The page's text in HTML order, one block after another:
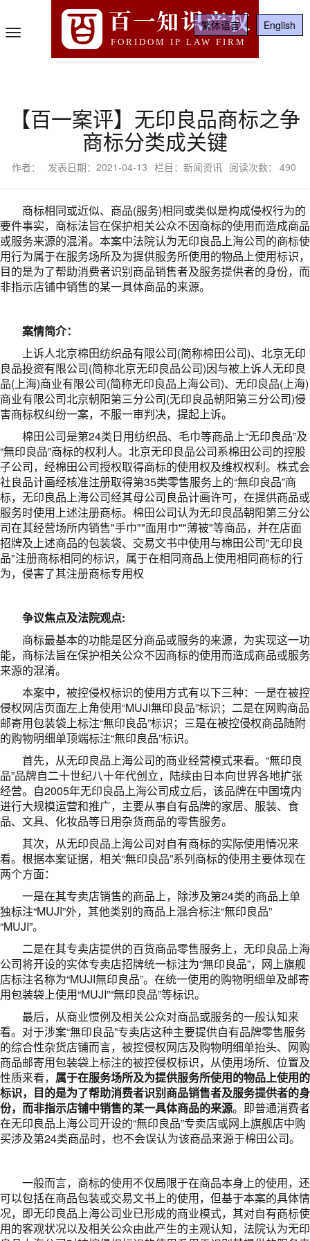
百一知识产权
FORIDOM IP LAW FIRM
English
繁体语言
Toggle
Navigation
【百一案评】无印良品商标之争
商标分类成关键
作者： 发表日期：2021-04-13 栏目：新闻资讯 阅读次数： 490
商标相同或近似、商品(服务)相同或类似是构成侵权行为的
要件事实，商标法旨在保护相关公众不因商标的使用而造成商品
或服务来源的混淆。本案中法院认为无印良品上海公司的商标使
用行为属于在服务场所及为提供服务所使用的物品上使用标识，
目的是为了帮助消费者识别商品销售者及服务提供者的身份，而
非指示店铺中销售的某一具体商品的来源。
案情简介：
上诉人北京棉田纺织品有限公司(简称棉田公司)、北京无印
良品投资有限公司(简称北京无印良品公司)因与被上诉人无印良
品(上海)商业有限公司(简称无印良品上海公司)、无印良品(上海)
商业有限公司北京朝阳第三分公司(无印良品朝阳第三分公司)侵
害商标权纠纷一案，不服一审判决，提起上诉。
棉田公司是第24类日用纺织品、毛巾等商品上“无印良品”及
“無印良品”商标的权利人。北京无印良品公司系棉田公司的控股
子公司，经棉田公司授权取得商标的使用权及维权权利。株式会
社良品计画经核准注册取得第35类零售服务上的“無印良品”商
标，无印良品上海公司经其母公司良品计画许可，在提供商品或
服务时使用上述注册商标。棉田公司认为无印良品朝阳第三分公
司在其经营场所内销售"手巾""面用巾""薄被"等商品，并在店面
招牌及上述商品的包装袋、交易文书中使用与棉田公司"无印良
品"注册商标相同的标识，属于在相同商品上使用相同商标的行
为，侵害了其注册商标专用权
争议焦点及法院观点:
商标最基本的功能是区分商品或服务的来源，为实现这一功
能，商标法旨在保护相关公众不因商标的使用而造成商品或服务
来源的混淆。
本案中，被控侵权标识的使用方式有以下三种：一是在被控
侵权网店页面左上角使用“MUJI無印良品”标识；二是在网购商品
邮寄用包装袋上标注“無印良品”标识；三是在被控侵权商品随附
的购物明细单顶端标注“無印良品”标识。
首先，从无印良品上海公司的商业经营模式来看。“無印良
品”品牌自二十世纪八十年代创立，陆续由日本向世界各地扩张
经营。自2005年无印良品上海公司成立后，该品牌在中国境内
进行大规模运营和推广，主要从事自有品牌的家居、服装、食
品、文具、化妆品等日用杂货商品的零售服务。
其次，从无印良品上海公司对自有商标的实际使用情况来
看。根据本案证据，相关“無印良品”系列商标的使用主要体现在
两个方面：
一是在其专卖店销售的商品上，除涉及第24类的商品上单
独标注“MUJI”外，其他类别的商品上混合标注“無印良品”
“MUJI”。
二是在其专卖店提供的百货商品零售服务上，无印良品上海
公司将开设的实体专卖店招牌统一标注为“無印良品”，网上旗舰
店标注名称为“MUJI無印良品”。在统一使用的购物明细单及邮寄
用包装袋上使用“MUJI”“無印良品”等标识。
最后，从商业惯例及相关公众对商品或服务的一般认知来
看。对于涉案“無印良品”专卖店这种主要提供自有品牌零售服务
的综合性杂货店铺而言，被控侵权网店及购物明细单抬头、网购
商品邮寄用包装袋上标注的被控侵权标识，从使用场所、位置及
性质来看， 属于在服务场所及为提供服务所使用的物品上使用的
标识，目的是为了帮助消费者识别商品销售者及服务提供者的身
份，而非指示店铺中销售的某一具体商品的来源。即普通消费者
在无印良品上海公司开设的“無印良品”专卖店或网上旗舰店中购
买涉及第24类商品时，也不会误认为该商品来源于棉田公司。
一般而言，商标的使用不仅局限于在商品本身上的使用，还
可以包括在商品包装或交易文书上的使用，但基于本案的具体情
况，即无印良品上海公司业已形成的商业模式，其对自有商标使
用的客观状况以及相关公众由此产生的主观认知，法院认为无印